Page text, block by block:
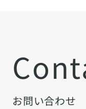
お問い合わせ